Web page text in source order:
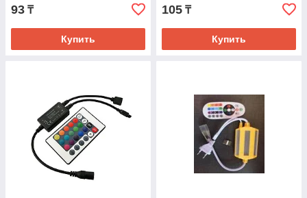
93 ₸
Купить
105 ₸
Купить